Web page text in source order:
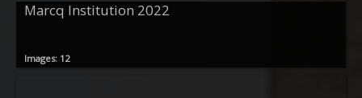
Marcq Institution 2022
Images: 12